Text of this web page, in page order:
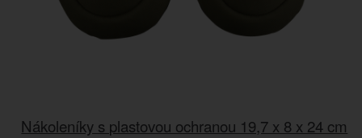
Nákoleníky s plastovou ochranou 19,7 x 8 x 24 cm